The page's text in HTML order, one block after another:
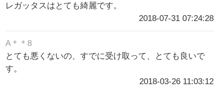
レガッタスはとても綺麗です。
2018-07-31 07:24:28
A＊＊8
とても悪くないの、すでに受け取って、とても良いで
す。
2018-03-26 11:03:12